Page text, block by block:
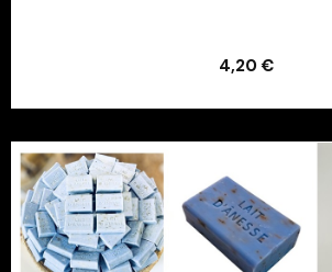
4,20 €
Ajouter au panier